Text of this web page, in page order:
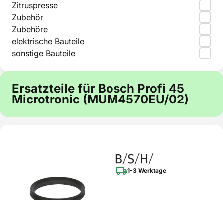
Zitruspresse
Zubehör
Zubehöre
elektrische Bauteile
sonstige Bauteile
Ersatzteile für Bosch Profi 45
Microtronic (MUM4570EU/02)
1-3 Werktage